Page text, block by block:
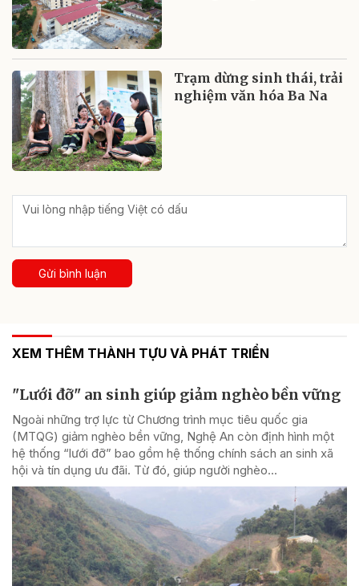
Trạm dừng sinh thái, trải
nghiệm văn hóa Ba Na
Gửi bình luận
XEM THÊM THÀNH TỰU VÀ PHÁT TRIỂN
"Lưới đỡ" an sinh giúp giảm nghèo bền vững
Ngoài những trợ lực từ Chương trình mục tiêu quốc gia
(MTQG) giảm nghèo bền vững, Nghệ An còn định hình một
hệ thống “lưới đỡ” bao gồm hệ thống chính sách an sinh xã
hội và tín dụng ưu đãi. Từ đó, giúp người nghèo...